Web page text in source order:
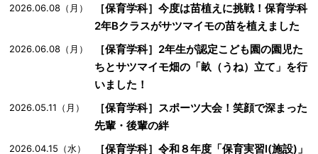
2026.06.08（月）
［保育学科］今度は苗植えに挑戦！保育学科
2年Bクラスがサツマイモの苗を植えました
2026.06.08（月）
［保育学科］2年生が認定こども園の園児た
ちとサツマイモ畑の「畝（うね）立て」を行
いました！
2026.05.11（月）
［保育学科］スポーツ大会！笑顔で深まった
先輩・後輩の絆
2026.04.15（水）
［保育学科］令和８年度「保育実習Ⅰ(施設)」